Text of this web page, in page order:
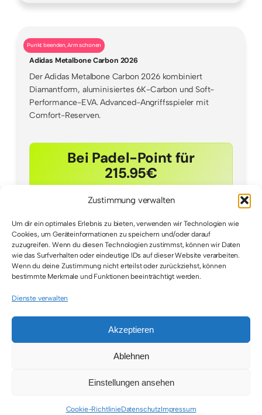
Zustimmung verwalten
Um dir ein optimales Erlebnis zu bieten, verwenden wir Technologien wie
Cookies, um Geräteinformationen zu speichern und/oder darauf
zuzugreifen. Wenn du diesen Technologien zustimmst, können wir Daten
wie das Surfverhalten oder eindeutige IDs auf dieser Website verarbeiten.
Wenn du deine Zustimmung nicht erteilst oder zurückziehst, können
bestimmte Merkmale und Funktionen beeinträchtigt werden.
Dienste verwalten
Akzeptieren
Ablehnen
Einstellungen ansehen
Cookie-RichtlinieDatenschutzImpressum
Punkt beenden, Arm schonen
Adidas Metalbone Carbon 2026
Der Adidas Metalbone Carbon 2026 kombiniert
Diamantform, aluminisiertes 6K-Carbon und Soft-
Performance-EVA. Advanced-Angriffsspieler mit
Comfort-Reserven.
Bei Padel-Point für
215.95€